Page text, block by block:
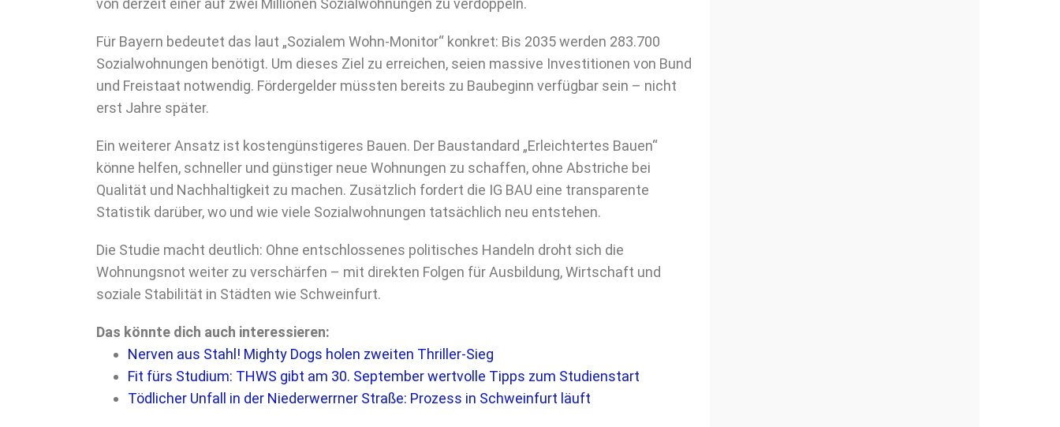
von derzeit einer auf zwei Millionen Sozialwohnungen zu verdoppeln.
Für Bayern bedeutet das laut „Sozialem Wohn-Monitor“ konkret: Bis 2035 werden 283.700
Sozialwohnungen benötigt. Um dieses Ziel zu erreichen, seien massive Investitionen von Bund
und Freistaat notwendig. Fördergelder müssten bereits zu Baubeginn verfügbar sein – nicht
erst Jahre später.
Ein weiterer Ansatz ist kostengünstigeres Bauen. Der Baustandard „Erleichtertes Bauen“
könne helfen, schneller und günstiger neue Wohnungen zu schaffen, ohne Abstriche bei
Qualität und Nachhaltigkeit zu machen. Zusätzlich fordert die IG BAU eine transparente
Statistik darüber, wo und wie viele Sozialwohnungen tatsächlich neu entstehen.
Die Studie macht deutlich: Ohne entschlossenes politisches Handeln droht sich die
Wohnungsnot weiter zu verschärfen – mit direkten Folgen für Ausbildung, Wirtschaft und
soziale Stabilität in Städten wie Schweinfurt.
Das könnte dich auch interessieren:
Nerven aus Stahl! Mighty Dogs holen zweiten Thriller-Sieg
Fit fürs Studium: THWS gibt am 30. September wertvolle Tipps zum Studienstart
Tödlicher Unfall in der Niederwerrner Straße: Prozess in Schweinfurt läuft